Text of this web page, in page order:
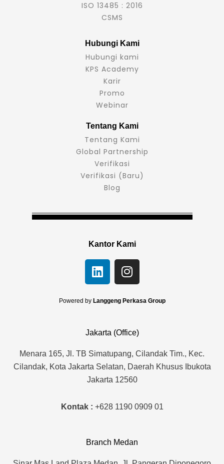
ISO 13485 : 2016
CSMS
Hubungi Kami
Hubungi kami
KPS Academy
Karir
Promo
Webinar
Tentang Kami
Tentang Kami
Global Partnership
Verifikasi
Verifikasi (Baru)
Blog
Kantor Kami
L
i
n
k
d
i
n
I
n
s
t
g
r
a
m
Powered by Langgeng Perkasa Group
Jakarta (Office)
Menara 165, Jl. TB Simatupang, Cilandak Tim., Kec.
Cilandak, Kota Jakarta Selatan, Daerah Khusus Ibukota
Jakarta 12560
Kontak : +628 1190 0909 01
Branch Medan